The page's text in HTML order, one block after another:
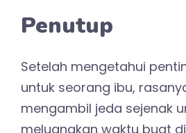
Penutup
Setelah mengetahui
untuk seorang ibu,
mengambil jeda sejenak
meluangkan waktu buat